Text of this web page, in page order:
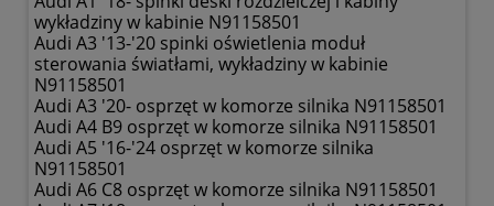
wykładziny w kabinie N91158501
Audi A3 '13-'20 spinki oświetlenia moduł
sterowania światłami, wykładziny w kabinie
N91158501
Audi A3 '20- osprzęt w komorze silnika N91158501
Audi A4 B9 osprzęt w komorze silnika N91158501
Audi A5 '16-'24 osprzęt w komorze silnika
N91158501
Audi A6 C8 osprzęt w komorze silnika N91158501